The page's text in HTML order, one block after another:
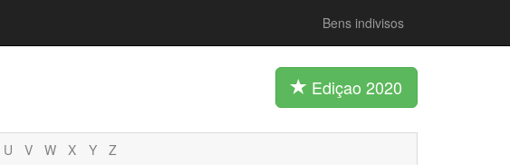
Bens indivisos
Ediçao 2020
U V W X Y Z